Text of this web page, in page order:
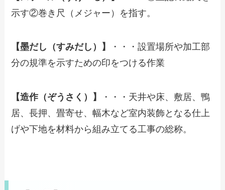
示す②巻き尺（メジャー）を指す。
【墨だし（すみだし）】
・・・設置場所や加工部
分の規準を示すための印をつける作業
【造作（ぞうさく）】
・・・天井や床、敷居、鴨
居、長押、畳寄せ、幅木など室内装飾となる仕上
げや下地を材料から組み立てる工事の総称。